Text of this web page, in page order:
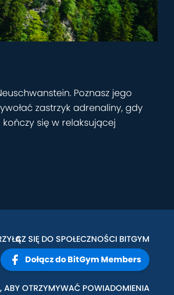
Poznasz jego
zastrzyk adrenaliny, gdy
kończy się w relaksującej
SIĘ DO SPOŁECZNOŚCI BITGYM
Dołącz do BitGym Members
ABY OTRZYMYWAĆ POWIADOMIENIA